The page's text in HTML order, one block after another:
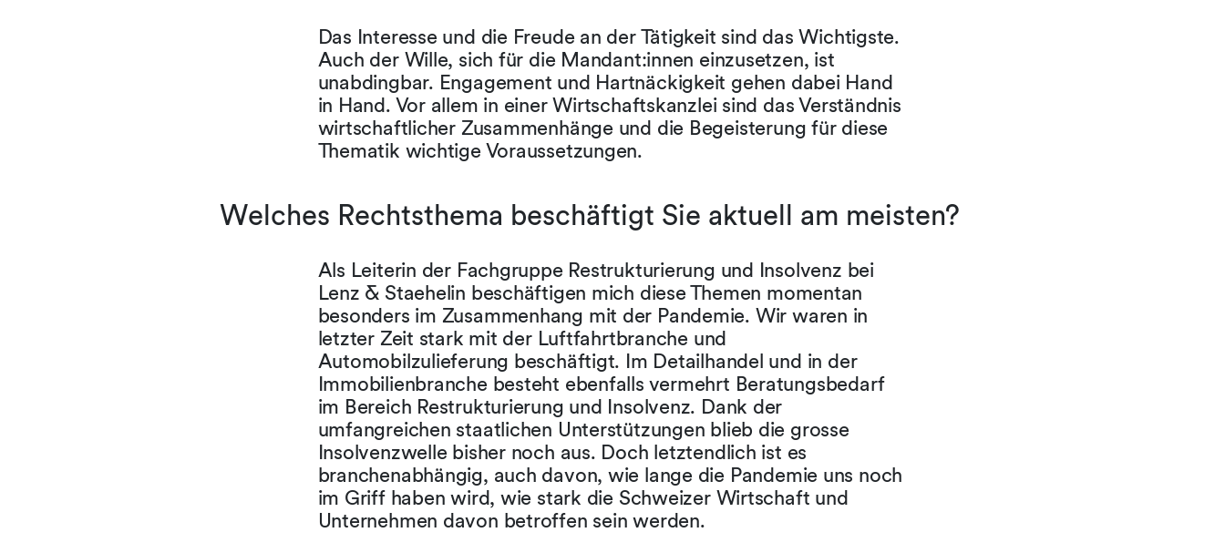
Das Interesse und die Freude an der Tätigkeit sind das Wichtigste.
Auch der Wille, sich für die Mandant:innen einzusetzen, ist
unabdingbar. Engagement und Hartnäckigkeit gehen dabei Hand
in Hand. Vor allem in einer Wirtschaftskanzlei sind das Verständnis
wirtschaftlicher Zusammenhänge und die Begeisterung für diese
Thematik wichtige Voraussetzungen.
Welches Rechtsthema beschäftigt Sie aktuell am meisten?
Als Leiterin der Fachgruppe Restrukturierung und Insolvenz bei
Lenz & Staehelin beschäftigen mich diese Themen momentan
besonders im Zusammenhang mit der Pandemie. Wir waren in
letzter Zeit stark mit der Luftfahrtbranche und
Automobilzulieferung beschäftigt. Im Detailhandel und in der
Immobilienbranche besteht ebenfalls vermehrt Beratungsbedarf
im Bereich Restrukturierung und Insolvenz. Dank der
umfangreichen staatlichen Unterstützungen blieb die grosse
Insolvenzwelle bisher noch aus. Doch letztendlich ist es
branchenabhängig, auch davon, wie lange die Pandemie uns noch
im Griff haben wird, wie stark die Schweizer Wirtschaft und
Unternehmen davon betroffen sein werden.